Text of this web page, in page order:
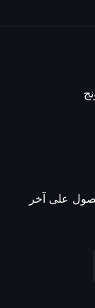
على آخر